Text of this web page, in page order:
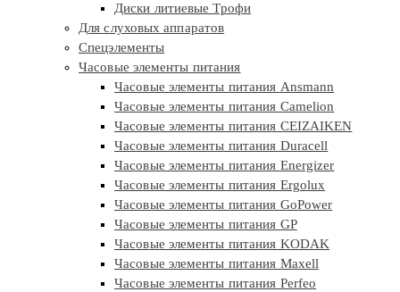
Диски литиевые Трофи
Для слуховых аппаратов
Спецэлементы
Часовые элементы питания
Часовые элементы питания Ansmann
Часовые элементы питания Camelion
Часовые элементы питания CEIZAIKEN
Часовые элементы питания Duracell
Часовые элементы питания Energizer
Часовые элементы питания Ergolux
Часовые элементы питания GoPower
Часовые элементы питания GP
Часовые элементы питания KODAK
Часовые элементы питания Maxell
Часовые элементы питания Perfeo